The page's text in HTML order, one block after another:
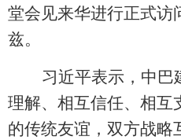
堂会见来华进行正式访
兹。
习近平表示，中巴
理解、相互信任、相互
的传统友谊，双方战略